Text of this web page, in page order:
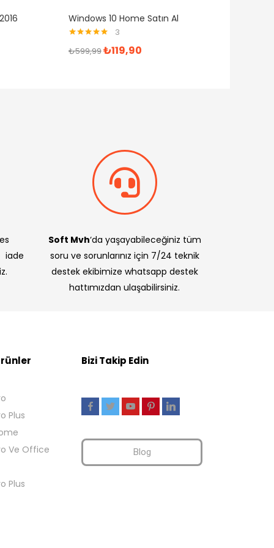
Windows 10 Home Satın Al
5.00oy aldı
3
₺599,99₺119,90
iade
Soft Mvh‘da yaşayabileceğiniz tüm
soru ve sorunlarınız için 7/24 teknik
destek ekibimize whatsapp destek
hattımızdan ulaşabilirsiniz.
Plus
Ve Office
Plus
Bizi Takip Edin
Blog